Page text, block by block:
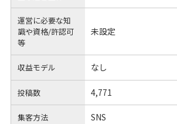
運営に必要な知
識や資格/許認可
等
未設定
収益モデル なし
投稿数 4,771
集客方法 SNS